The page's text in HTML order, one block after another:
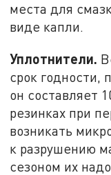
места для
виде капли.
Уплотнители.
срок годности,
он составляет
резинках при
возникать
к разрушению
сезоном их